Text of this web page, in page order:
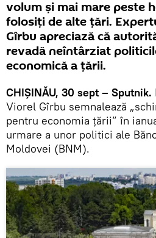
volum și mai mare peste
folosiți de alte țări.
Gîrbu apreciază că
revadă neîntârziat
economică a țării.
CHIȘINĂU, 30 sept – Sputnik.
Viorel Gîrbu semnalează
pentru economia țării” în
urmare a unor politici ale
Moldovei (BNM).